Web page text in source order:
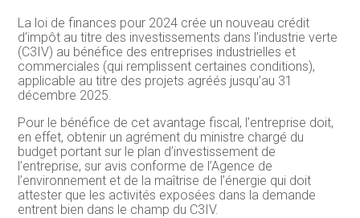
La loi de finances pour 2024 crée un nouveau crédit
d’impôt au titre des investissements dans l’industrie verte
(C3IV) au bénéfice des entreprises industrielles et
commerciales (qui remplissent certaines conditions),
applicable au titre des projets agréés jusqu’au 31
décembre 2025.
Pour le bénéfice de cet avantage fiscal, l’entreprise doit,
en effet, obtenir un agrément du ministre chargé du
budget portant sur le plan d’investissement de
l’entreprise, sur avis conforme de l’Agence de
l’environnement et de la maîtrise de l’énergie qui doit
attester que les activités exposées dans la demande
entrent bien dans le champ du C3IV.